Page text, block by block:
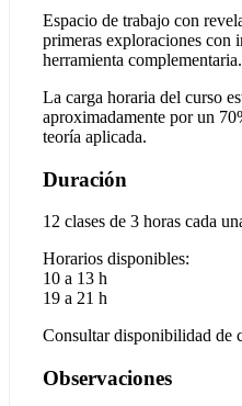
Espacio de trabajo con
primeras exploraciones con
herramienta complementaria.
La carga horaria del curso
aproximadamente por un
teoría aplicada.
Duración
12 clases de 3 horas cada
Horarios disponibles:
10 a 13 h
19 a 21 h
Consultar disponibilidad de
Observaciones